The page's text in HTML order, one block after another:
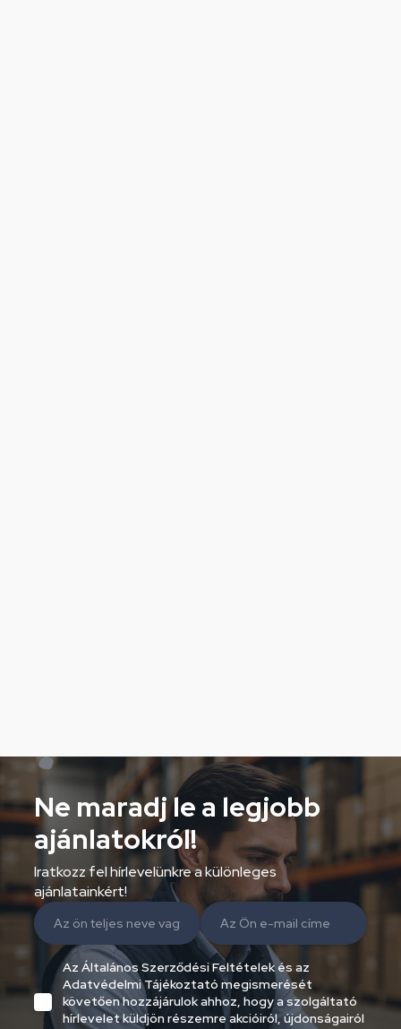
Ne maradj le a legjobb
ajánlatokról!
Iratkozz fel hírlevelünkre a különleges
ajánlatainkért!
Az Általános Szerződési Feltételek és az
Adatvédelmi Tájékoztató megismerését
követően hozzájárulok ahhoz, hogy a szolgáltató
hírlevelet küldjön részemre akcióiról, újdonságairól